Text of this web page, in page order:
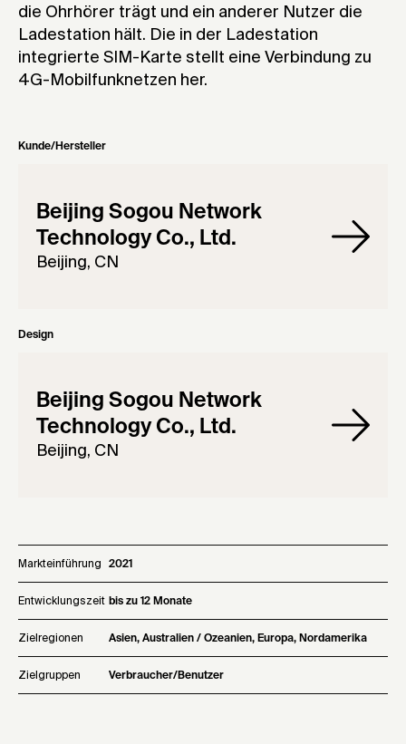
die Ohrhörer trägt und ein anderer Nutzer die
Ladestation hält. Die in der Ladestation
integrierte SIM-Karte stellt eine Verbindung zu
4G-Mobilfunknetzen her.
Kunde/Hersteller
Beijing Sogou Network
Technology Co., Ltd.
Beijing, CN
Design
Beijing Sogou Network
Technology Co., Ltd.
Beijing, CN
Markteinführung 2021
Entwicklungszeit bis zu 12 Monate
Zielregionen Asien, Australien / Ozeanien, Europa, Nordamerika
Zielgruppen Verbraucher/Benutzer